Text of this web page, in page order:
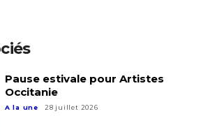
Pause estivale pour Artistes
Occitanie
A la une 28 juillet 2026